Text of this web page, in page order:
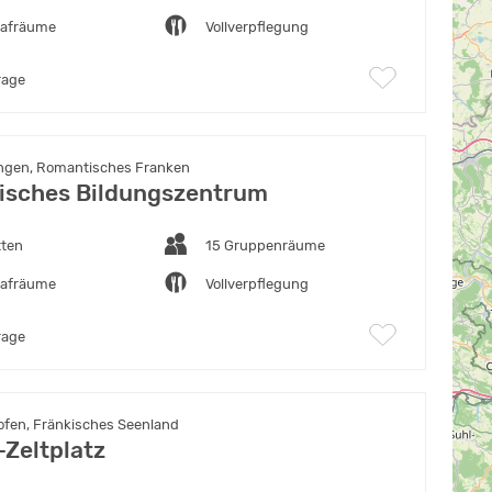
Vollverpflegung
Romantisches Franken
Bildungszentrum
15 Gruppenräume
Vollverpflegung
Fränkisches Seenland